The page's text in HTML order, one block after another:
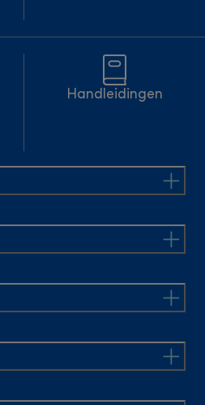
Handleidingen